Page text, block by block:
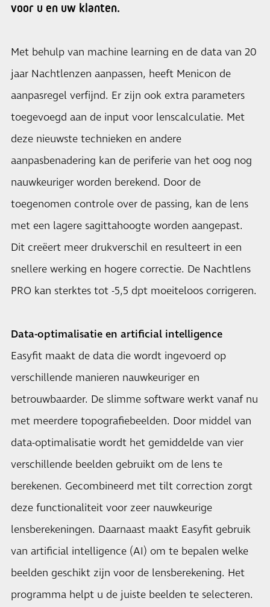
voor u en uw klanten.
Met behulp van machine learning en de data van 20
jaar Nachtlenzen aanpassen, heeft Menicon de
aanpasregel verfijnd. Er zijn ook extra parameters
toegevoegd aan de input voor lenscalculatie. Met
deze nieuwste technieken en andere
aanpasbenadering kan de periferie van het oog nog
nauwkeuriger worden berekend. Door de
toegenomen controle over de passing, kan de lens
met een lagere sagittahoogte worden aangepast.
Dit creëert meer drukverschil en resulteert in een
snellere werking en hogere correctie. De Nachtlens
PRO kan sterktes tot -5,5 dpt moeiteloos corrigeren.
Data-optimalisatie en artificial intelligence
Easyfit maakt de data die wordt ingevoerd op
verschillende manieren nauwkeuriger en
betrouwbaarder. De slimme software werkt vanaf nu
met meerdere topografiebeelden. Door middel van
data-optimalisatie wordt het gemiddelde van vier
verschillende beelden gebruikt om de lens te
berekenen. Gecombineerd met tilt correction zorgt
deze functionaliteit voor zeer nauwkeurige
lensberekeningen. Daarnaast maakt Easyfit gebruik
van artificial intelligence (AI) om te bepalen welke
beelden geschikt zijn voor de lensberekening. Het
programma helpt u de juiste beelden te selecteren.